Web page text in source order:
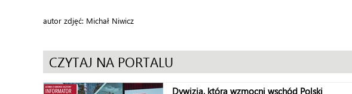
autor zdjęć: Michał Niwicz
CZYTAJ NA PORTALU
Dywizja, która wzmocni wschód Polski